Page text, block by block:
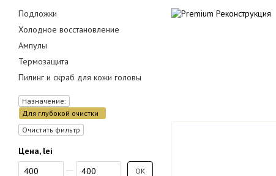
Подложки
Холодное восстановление
Ампулы
Термозащита
Пилинг и скраб для кожи головы
Назначение:
Для глубокой очистки
Очистить фильтр
Цена, lei
От Цена, lei
До Цена, lei OK